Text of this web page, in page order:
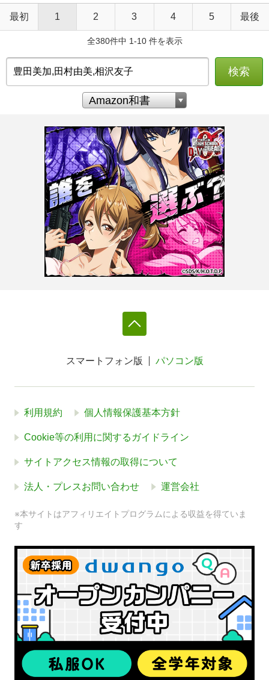
最初 1 2 3 4 5 最後
全380件中 1-10 件を表示
検索
スマートフォン版 パソコン版
利用規約 個人情報保護基本方針
Cookie等の利用に関するガイドライン
サイトアクセス情報の取得について
法人・プレスお問い合わせ 運営会社
※本サイトはアフィリエイトプログラムによる収益を得ていま
す